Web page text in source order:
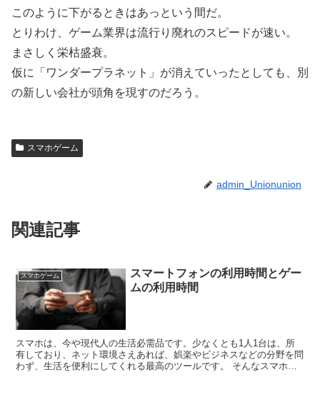
このように下がるときはあっという間だ。
とりわけ、ゲーム業界は流行り廃れのスピードが速い。
まさしく栄枯盛衰。
仮に「ワンダープラネット」が消えていったとしても、別
の新しい会社が頭角を現すのだろう。
スマホゲーム
admin_Unionunion
関連記事
スマホゲーム
スマートフォンの利用時間とゲー
ムの利用時間
スマホは、今や現代人の生活必需品です。少なくとも1人1台は、所
有しており、ネット環境さえあれば、娯楽やビジネスなどの分野を問
わず、生活を便利にしてくれる最高のツールです。 そんなスマホ